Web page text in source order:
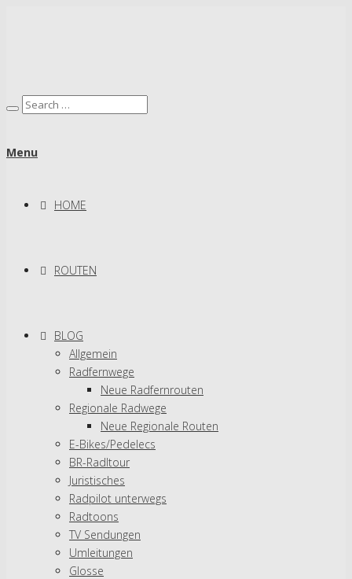
Menu
HOME
ROUTEN
BLOG
Allgemein
Radfernwege
Neue Radfernrouten
Regionale Radwege
Neue Regionale Routen
E-Bikes/Pedelecs
BR-Radltour
Juristisches
Radpilot unterwegs
Radtoons
TV Sendungen
Umleitungen
Glosse